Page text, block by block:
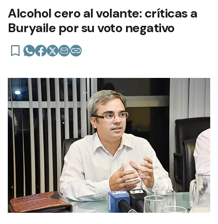
Alcohol cero al volante: críticas a
Buryaile por su voto negativo